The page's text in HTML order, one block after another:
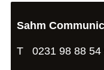
Sahm
T 0231 98 88 54